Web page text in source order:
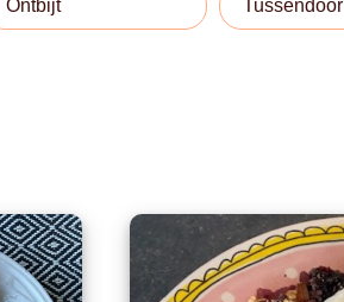
Ontbijt Tussendoor